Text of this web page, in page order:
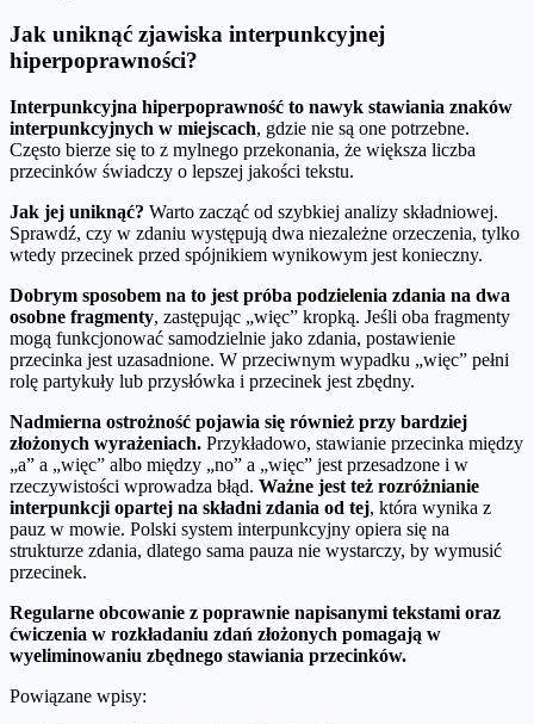
Jak uniknąć zjawiska interpunkcyjnej
hiperpoprawności?
Interpunkcyjna hiperpoprawność to nawyk stawiania znaków
interpunkcyjnych w miejscach, gdzie nie są one potrzebne.
Często bierze się to z mylnego przekonania, że większa liczba
przecinków świadczy o lepszej jakości tekstu.
Jak jej uniknąć? Warto zacząć od szybkiej analizy składniowej.
Sprawdź, czy w zdaniu występują dwa niezależne orzeczenia, tylko
wtedy przecinek przed spójnikiem wynikowym jest konieczny.
Dobrym sposobem na to jest próba podzielenia zdania na dwa
osobne fragmenty, zastępując „więc” kropką. Jeśli oba fragmenty
mogą funkcjonować samodzielnie jako zdania, postawienie
przecinka jest uzasadnione. W przeciwnym wypadku „więc” pełni
rolę partykuły lub przysłówka i przecinek jest zbędny.
Nadmierna ostrożność pojawia się również przy bardziej
złożonych wyrażeniach. Przykładowo, stawianie przecinka między
„a” a „więc” albo między „no” a „więc” jest przesadzone i w
rzeczywistości wprowadza błąd. Ważne jest też rozróżnianie
interpunkcji opartej na składni zdania od tej, która wynika z
pauz w mowie. Polski system interpunkcyjny opiera się na
strukturze zdania, dlatego sama pauza nie wystarczy, by wymusić
przecinek.
Regularne obcowanie z poprawnie napisanymi tekstami oraz
ćwiczenia w rozkładaniu zdań złożonych pomagają w
wyeliminowaniu zbędnego stawiania przecinków.
Powiązane wpisy: